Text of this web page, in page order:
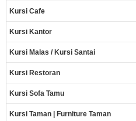
Kursi Cafe
Kursi Kantor
Kursi Malas / Kursi Santai
Kursi Restoran
Kursi Sofa Tamu
Kursi Taman | Furniture Taman